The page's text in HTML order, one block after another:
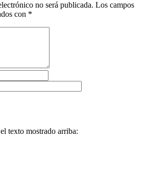
no será publicada. Los campos
con *
texto mostrado arriba: